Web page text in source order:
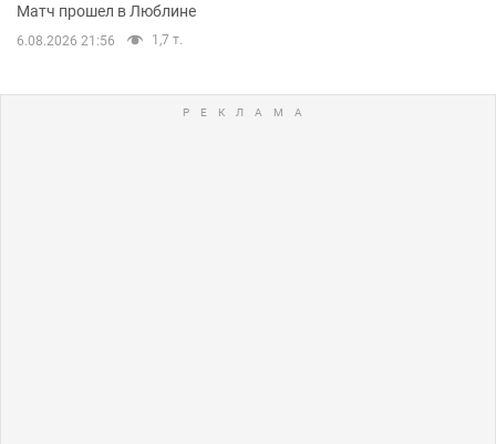
Матч прошел в Люблине
6.08.2026 21:56 1,7 т.